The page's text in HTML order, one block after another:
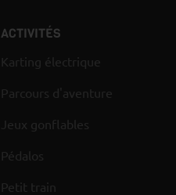
ACTIVITÉS
Karting électrique
Parcours d'aventure
Jeux gonflables
Pédalos
Petit train